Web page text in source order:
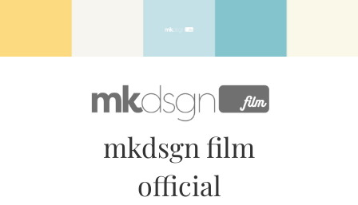
mkdsgn film
official